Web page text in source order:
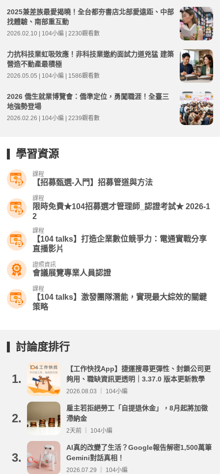
2025兼差族最愛揭曉！全台都夯書店北部愛遠距、中部
找體驗、南部重互動
2026.02.10 | 104小編 | 2230觀看數
力抗科技業虹吸效應！非科技業邀約面試力道兇猛 建築
營造不動產最積極
2026.05.05 | 104小編 | 1586觀看數
2026 僑生就業博覽會：僑準定位，勇闖職涯！全臺三
地強勢登場
2026.02.26 | 104小編 | 2239觀看數
學習資源
課程
【招募甄選-入門】招募管道與方法
課程
限時免費★104招募選才管理師_認證考試★ 2026-1
2
課程
【104 talks】打造企業數位競爭力：電通實戰分享​
直播影片
證照資訊
會議展覽專業人員認證
課程
【104 talks】激發團隊潛能，實現最大綜效的關鍵
策略
討論度排行
1.
【工作快找App】捷運搜尋更彈性、封鎖公司更
夠用、職缺資訊更透明｜3.37.0 版本更新教學
2026.08.03 ｜ 104小編
2.
雇主若拒絕勞工「自提退休金」，8月起將加徵
滯納金
2天前 ｜ 104小編
3.
AI真的改變了生活？Google報告解密1,500萬筆
Gemini對話真相！
2026.07.29 ｜ 104小編